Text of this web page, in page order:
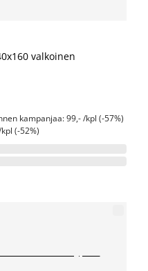
valkoinen
kampanjaa: 99,- /kpl (-57%)
(-52%)